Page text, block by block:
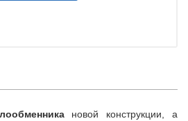
новой конструкции, а